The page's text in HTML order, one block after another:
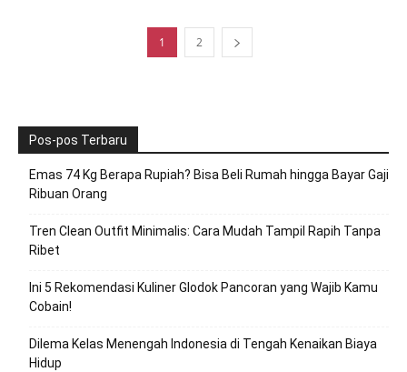
1 2
Pos-pos Terbaru
Emas 74 Kg Berapa Rupiah? Bisa Beli Rumah hingga Bayar Gaji
Ribuan Orang
Tren Clean Outfit Minimalis: Cara Mudah Tampil Rapih Tanpa
Ribet
Ini 5 Rekomendasi Kuliner Glodok Pancoran yang Wajib Kamu
Cobain!
Dilema Kelas Menengah Indonesia di Tengah Kenaikan Biaya
Hidup